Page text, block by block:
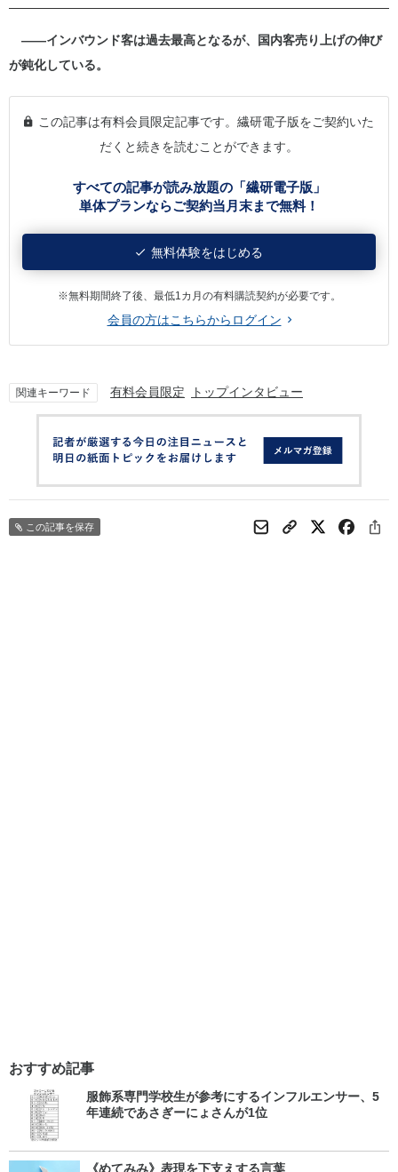
――インバウンド客は過去最高となるが、国内客売り上げの伸び
が鈍化している。
この記事は有料会員限定記事です。繊研電子版をご契約いた
だくと続きを読むことができます。
すべての記事が読み放題の「繊研電子版」
単体プランならご契約当月末まで無料！
無料体験をはじめる
※無料期間終了後、最低1カ月の有料購読契約が必要です。
会員の方はこちらからログイン
関連キーワード 有料会員限定 トップインタビュー
この記事を保存
おすすめ記事
服飾系専門学校生が参考にするインフルエンサー、5
年連続であさぎーにょさんが1位
《めてみみ》表現を下支えする言葉